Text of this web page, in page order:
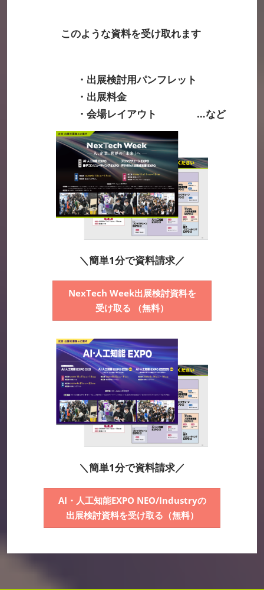
このような資料を受け取れます
・出展検討用パンフレット
・出展料金
・会場レイアウト …など
＼簡単1分で資料請求／
NexTech Week出展検討資料を
受け取る （無料）
＼簡単1分で資料請求／
AI・人工知能EXPO NEO/Industryの
出展検討資料を受け取る（無料）